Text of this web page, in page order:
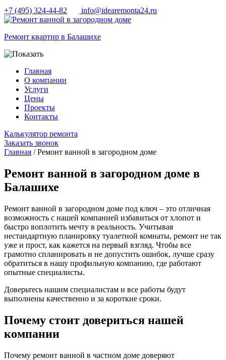
+7 (495) 324-44-82 info@idearemonta24.ru
Ремонт квартир в Балашихе
Главная
О компании
Услуги
Цены
Проекты
Контакты
Калькулятор ремонта
Заказать звонок
Главная / Ремонт ванной в загородном доме
Ремонт ванной в загородном доме в
Балашихе
Ремонт ванной в загородном доме под ключ – это отличная
возможность с нашей компанией избавиться от хлопот и
быстро воплотить мечту в реальность. Учитывая
нестандартную планировку туалетной комнаты, ремонт не так
уже и прост, как кажется на первый взгляд. Чтобы все
грамотно спланировать и не допустить ошибок, лучше сразу
обратиться в нашу профильную компанию, где работают
опытные специалисты.
Доверьтесь нашим специалистам и все работы будут
выполнены качественно и за короткие сроки.
Почему стоит довериться нашей
компании
Почему ремонт ванной в частном доме доверяют